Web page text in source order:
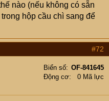
ko được.
nào (nếu không có sẵn
hộp cầu chì sang để
#72
Biển số
OF-841645
Động cơ
0 Mã lực